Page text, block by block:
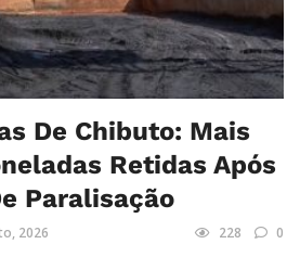
De Chibuto: Mais
Retidas Após
Paralisação
2026 228 0